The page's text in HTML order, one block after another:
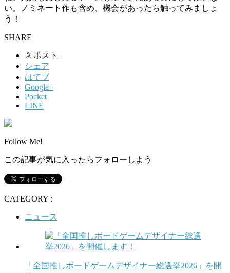
い。ノミネート作も含め、機会があったら触ってみましょ
う！
SHARE
𝕏 ポスト
シェア
はてブ
Google+
Pocket
LINE
Follow Me!
この記事が気に入ったらフォローしよう
CATEGORY :
ニュース
「全国推しボードゲームデザイナー総選挙2026」を開